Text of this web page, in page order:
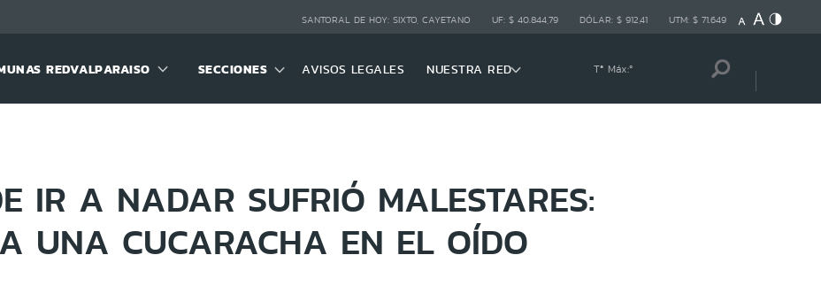
SANTORAL DE HOY: SIXTO, CAYETANO UF: $ 40.844,79 DÓLAR: $ 912,41 UTM: $ 71.649
REDVALPARAISO SECCIONES AVISOS LEGALES NUESTRA RED Tª Máx:º
IR A NADAR SUFRIÓ MALESTARES:
UNA CUCARACHA EN EL OÍDO